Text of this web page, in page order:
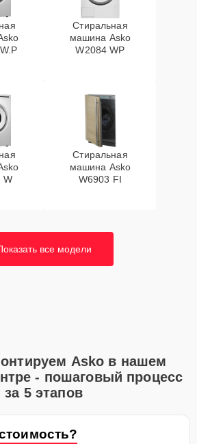
Стиральная
машина Asko
W2084 WP
W
Стиральная
машина Asko
W6903 FI
все модели
Asko в нашем
- пошаговый процесс
за 5 этапов